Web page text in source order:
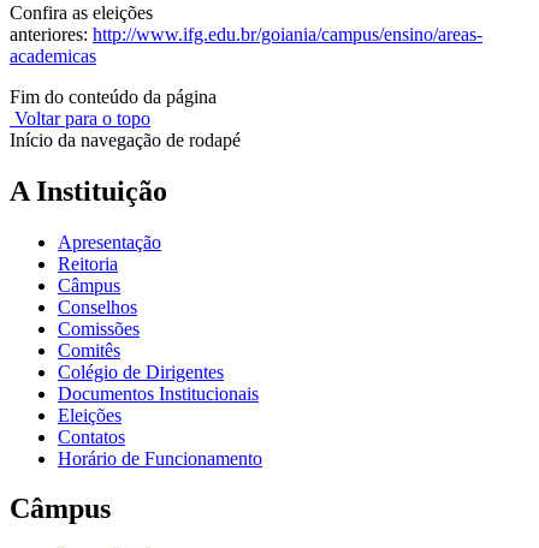
Confira as eleições
anteriores: http://www.ifg.edu.br/goiania/campus/ensino/areas-
academicas
Fim do conteúdo da página
Voltar para o topo
Início da navegação de rodapé
A Instituição
Apresentação
Reitoria
Câmpus
Conselhos
Comissões
Comitês
Colégio de Dirigentes
Documentos Institucionais
Eleições
Contatos
Horário de Funcionamento
Câmpus